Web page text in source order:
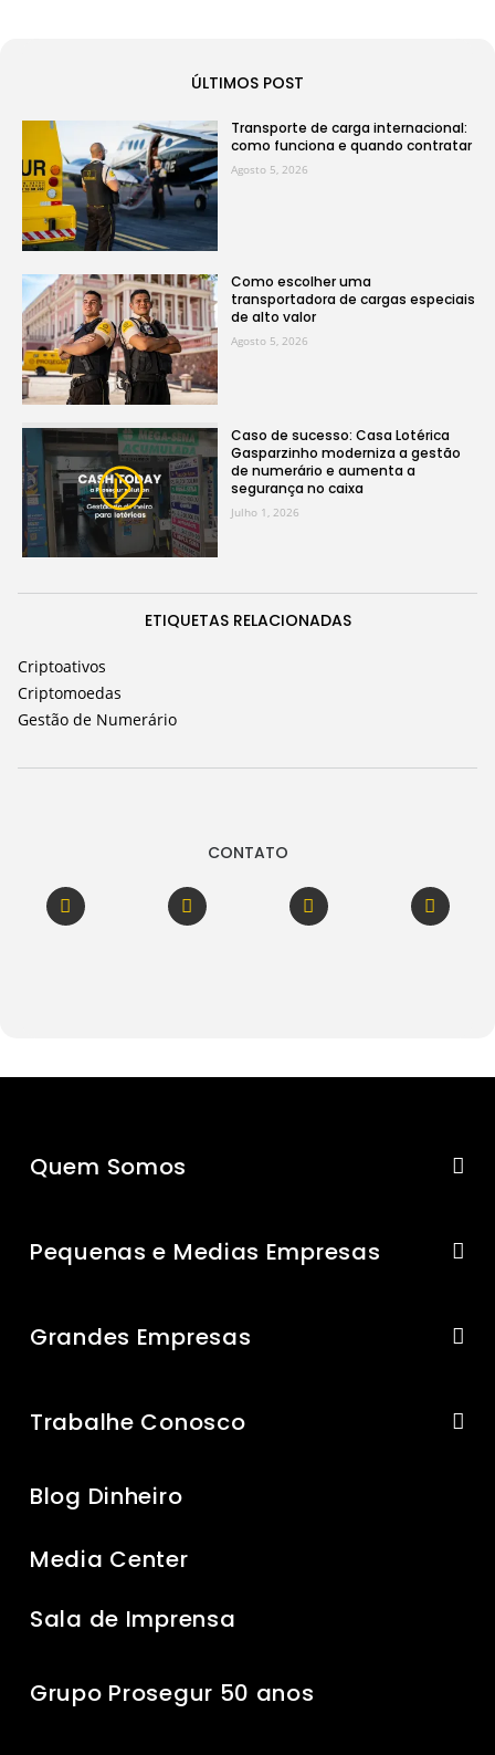
ÚLTIMOS POST
Transporte de carga internacional:
como funciona e quando contratar
Agosto 5, 2026
Como escolher uma
transportadora de cargas especiais
de alto valor
Agosto 5, 2026
Caso de sucesso: Casa Lotérica
Gasparzinho moderniza a gestão
de numerário e aumenta a
segurança no caixa
Julho 1, 2026
ETIQUETAS RELACIONADAS
Criptoativos
Criptomoedas
Gestão de Numerário
CONTATO
Quem Somos
Pequenas e Medias Empresas
Grandes Empresas
Trabalhe Conosco
Blog Dinheiro
Media Center
Sala de Imprensa
Grupo Prosegur 50 anos